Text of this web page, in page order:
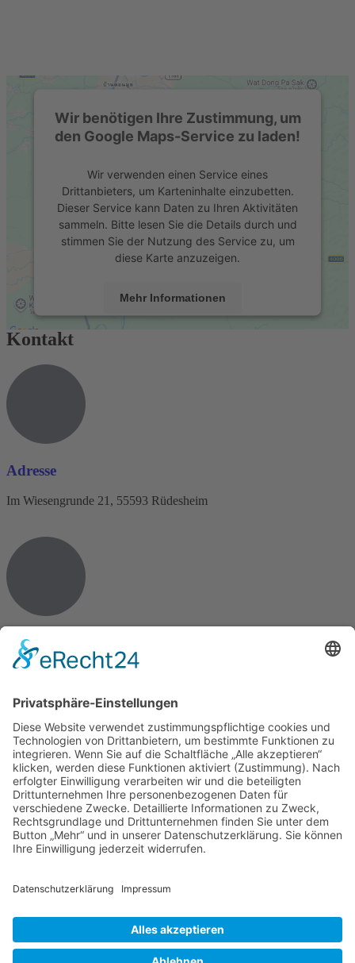
Kontakt
Adresse
Im Wiesengrunde 21, 55593 Rüdesheim
Tel.
E-Mail
info@heinrichs-anlagenbau.de
Wir benötigen Ihre Zustimmung, um
den Google Maps-Service zu laden!
Wir verwenden einen Service eines
Drittanbieters, um Karteninhalte einzubetten.
Dieser Service kann Daten zu Ihren Aktivitäten
sammeln. Bitte lesen Sie die Details durch und
stimmen Sie der Nutzung des Service zu, um
diese Karte anzuzeigen.
Mehr Informationen
powered by
Impressum
AGB